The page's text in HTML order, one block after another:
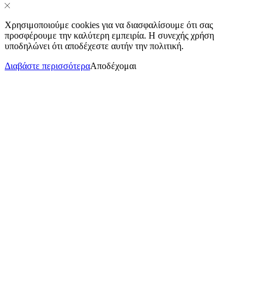
Χρησιμοποιούμε cookies για να διασφαλίσουμε ότι σας
προσφέρουμε την καλύτερη εμπειρία. Η συνεχής χρήση
υποδηλώνει ότι αποδέχεστε αυτήν την πολιτική.
Διαβάστε περισσότεραΑποδέχομαι